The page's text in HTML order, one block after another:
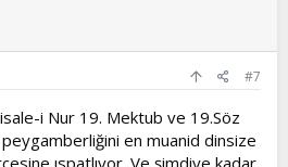
#7
i Nur 19. Mektub ve 19.Söz
en muanid dinsize
ıspatlıyor. Ve şimdiye kadar